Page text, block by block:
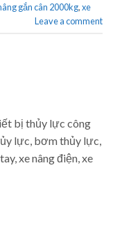
gắn cân 2000kg,xe
Leave a comment
bị thủy lực công
lực, bơm thủy lực,
xe nâng điện, xe